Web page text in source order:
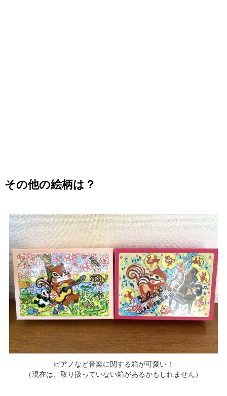
その他の絵柄は？
ピアノなど音楽に関する箱が可愛い！
（現在は、取り扱っていない箱があるかもしれません）